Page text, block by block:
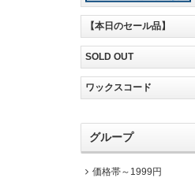
【本日のセール品】
SOLD OUT
ワックスコード
グループ
価格帯～1999円